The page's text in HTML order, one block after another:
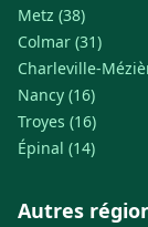
Metz (38)
Colmar (31)
Charleville-
Nancy (16)
Troyes (16)
Épinal (14)
Autres